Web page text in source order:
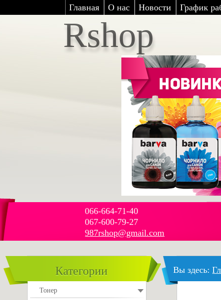
Главная О нас Новости График
Rshop
066-664-71-40
067-600-79-27
987rshop@gmail.com
Вы здесь:
Категории
Тонер